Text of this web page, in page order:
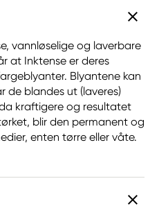
vannløselige og laverbare
at Inktense er deres
Blyantene kan
de blandes ut (laveres)
kraftigere og resultatet
blir den permanent og
enten tørre eller våte.